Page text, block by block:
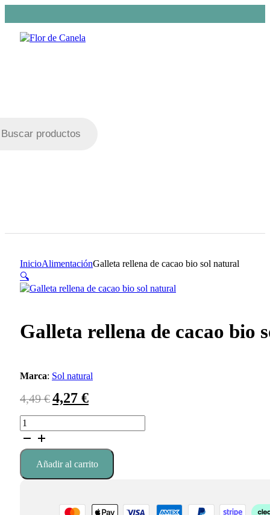
InicioAlimentaciónGalleta rellena de cacao bio sol natural
🔍
Galleta rellena de cacao bio
Marca: Sol natural
4,49€El
precio
era:
4,27 €El
precio
es:
Galleta
rellena
cacao
sol
Añadir al carrito